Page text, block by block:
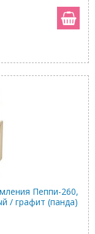
Пеппи-260,
/ графит (панда)